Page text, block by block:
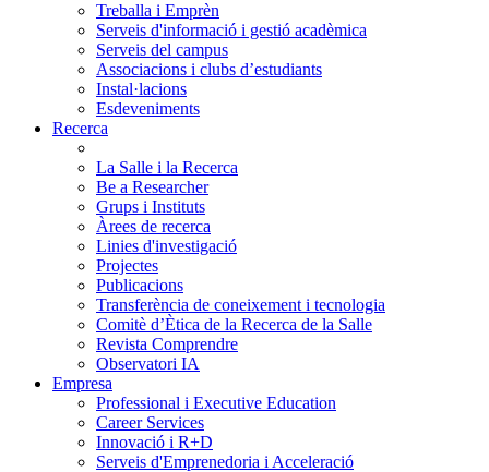
Treballa i Emprèn
Serveis d'informació i gestió acadèmica
Serveis del campus
Associacions i clubs d’estudiants
Instal·lacions
Esdeveniments
Recerca
La Salle i la Recerca
Be a Researcher
Grups i Instituts
Àrees de recerca
Linies d'investigació
Projectes
Publicacions
Transferència de coneixement i tecnologia
Comitè d’Ètica de la Recerca de la Salle
Revista Comprendre
Observatori IA
Empresa
Professional i Executive Education
Career Services
Innovació i R+D
Serveis d'Emprenedoria i Acceleració